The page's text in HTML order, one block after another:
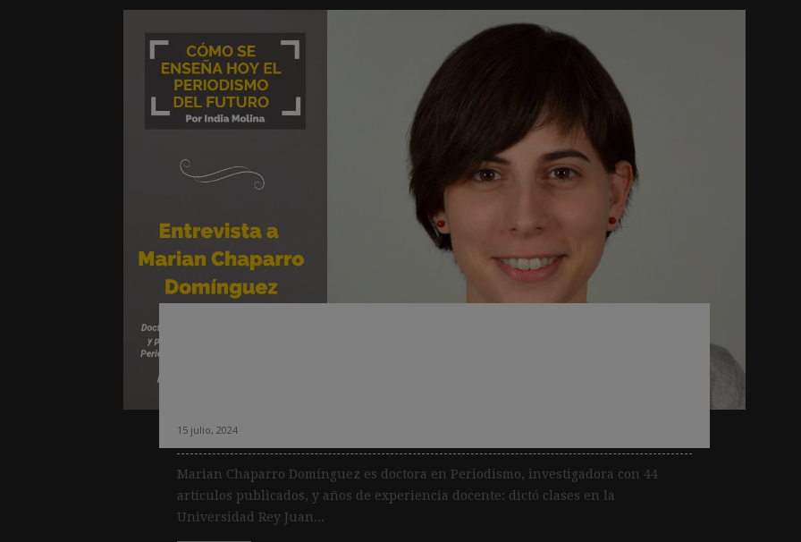
15 julio, 2024
Marian Chaparro Domínguez es doctora en Periodismo, investigadora con 44
artículos publicados, y años de experiencia docente: dictó clases en la
Universidad Rey Juan...